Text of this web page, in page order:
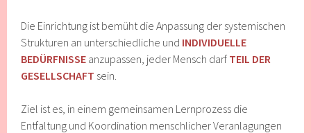
Die Einrichtung ist bemüht die Anpassung der systemischen
Strukturen an unterschiedliche und INDIVIDUELLE
BEDÜRFNISSE anzupassen, jeder Mensch darf TEIL DER
GESELLSCHAFT sein.
Ziel ist es, in einem gemeinsamen Lernprozess die
Entfaltung und Koordination menschlicher Veranlagungen